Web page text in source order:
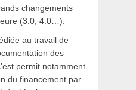
changements
(3.0, 4.0…).
au travail de
des
permit notamment
du financement par